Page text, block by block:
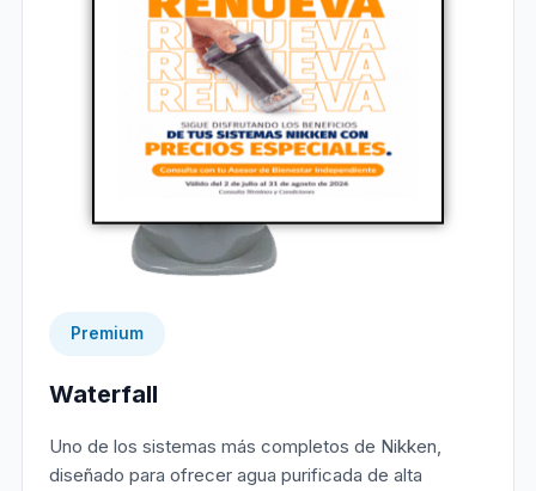
Premium
Waterfall
Uno de los sistemas más completos de Nikken,
diseñado para ofrecer agua purificada de alta